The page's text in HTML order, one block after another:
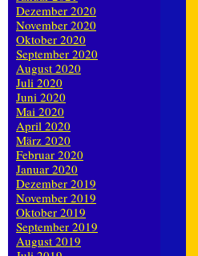
Dezember 2020
November 2020
Oktober 2020
September 2020
August 2020
Juli 2020
Juni 2020
Mai 2020
April 2020
März 2020
Februar 2020
Januar 2020
Dezember 2019
November 2019
Oktober 2019
September 2019
August 2019